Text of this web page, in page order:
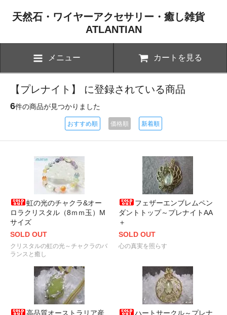
天然石・ワイヤーアクセサリー・癒し雑貨
ATLANTIAN
メニュー カートを見る
【プレナイト】 に登録されている商品
6件の商品が見つかりました
おすすめ順 価格順 新着順
虹の光のチャクラ&オー
ロラクリスタル（8ｍｍ玉）M
サイズ
SOLD OUT
クリスタルの虹の光～チャクラのバ
ランスと癒し
フェザーエンブレムペン
ダントトップ～プレナイトAA
＋
SOLD OUT
心の真実を照らす
高品質オーストラリア産
ハートサークル～プレナ